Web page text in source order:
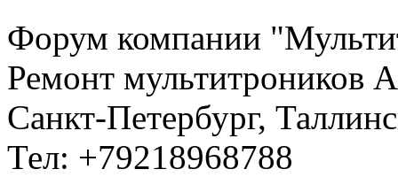
Форум компании
Ремонт мультитроников
Санкт-Петербург,
Тел: +79218968788